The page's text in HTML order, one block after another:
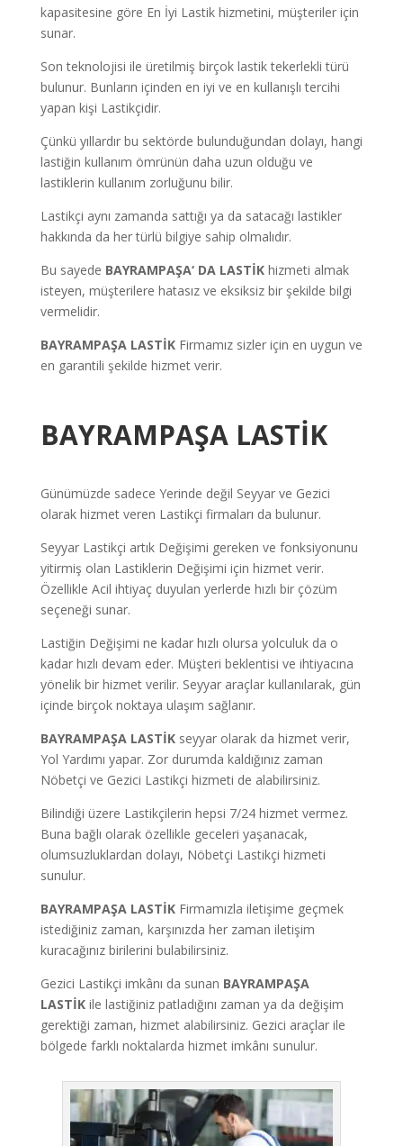
kapasitesine göre En İyi Lastik hizmetini, müşteriler için
sunar.
Son teknolojisi ile üretilmiş birçok lastik tekerlekli türü
bulunur. Bunların içinden en iyi ve en kullanışlı tercihi
yapan kişi Lastikçidir.
Çünkü yıllardır bu sektörde bulunduğundan dolayı, hangi
lastiğin kullanım ömrünün daha uzun olduğu ve
lastiklerin kullanım zorluğunu bilir.
Lastikçi aynı zamanda sattığı ya da satacağı lastikler
hakkında da her türlü bilgiye sahip olmalıdır.
Bu sayede BAYRAMPAŞA‘ DA LASTİK hizmeti almak
isteyen, müşterilere hatasız ve eksiksiz bir şekilde bilgi
vermelidir.
BAYRAMPAŞA LASTİK Firmamız sizler için en uygun ve
en garantili şekilde hizmet verir.
BAYRAMPAŞA LASTİK
Günümüzde sadece Yerinde değil Seyyar ve Gezici
olarak hizmet veren Lastikçi firmaları da bulunur.
Seyyar Lastikçi artık Değişimi gereken ve fonksiyonunu
yitirmiş olan Lastiklerin Değişimi için hizmet verir.
Özellikle Acil ihtiyaç duyulan yerlerde hızlı bir çözüm
seçeneği sunar.
Lastiğin Değişimi ne kadar hızlı olursa yolculuk da o
kadar hızlı devam eder. Müşteri beklentisi ve ihtiyacına
yönelik bir hizmet verilir. Seyyar araçlar kullanılarak, gün
içinde birçok noktaya ulaşım sağlanır.
BAYRAMPAŞA LASTİK seyyar olarak da hizmet verir,
Yol Yardımı yapar. Zor durumda kaldığınız zaman
Nöbetçi ve Gezici Lastikçi hizmeti de alabilirsiniz.
Bilindiği üzere Lastikçilerin hepsi 7/24 hizmet vermez.
Buna bağlı olarak özellikle geceleri yaşanacak,
olumsuzluklardan dolayı, Nöbetçi Lastikçi hizmeti
sunulur.
BAYRAMPAŞA LASTİK Firmamızla iletişime geçmek
istediğiniz zaman, karşınızda her zaman iletişim
kuracağınız birilerini bulabilirsiniz.
Gezici Lastikçi imkânı da sunan BAYRAMPAŞA
LASTİK ile lastiğiniz patladığını zaman ya da değişim
gerektiği zaman, hizmet alabilirsiniz. Gezici araçlar ile
bölgede farklı noktalarda hizmet imkânı sunulur.